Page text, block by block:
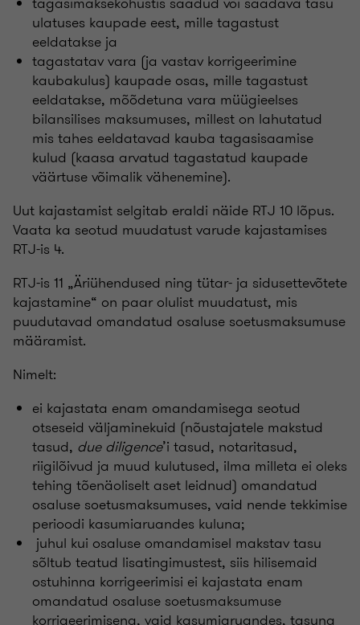
ulatuses kaupade eest, mille tagastust
eeldatakse ja
tagastatav vara (ja vastav korrigeerimine
kaubakulus) kaupade osas, mille tagastust
eeldatakse, mõõdetuna vara müügieelses
bilansilises maksumuses, millest on lahutatud
mis tahes eeldatavad kauba tagasisaamise
kulud (kaasa arvatud tagastatud kaupade
väärtuse võimalik vähenemine).
Uut kajastamist selgitab eraldi näide RTJ 10 lõpus.
Vaata ka seotud muudatust varude kajastamises
RTJ-is 4.
RTJ-is 11 „Äriühendused ning tütar- ja sidusettevõtete
kajastamine“ on paar olulist muudatust, mis
puudutavad omandatud osaluse soetusmaksumuse
määramist.
Nimelt:
ei kajastata enam omandamisega seotud
otseseid väljaminekuid (nõustajatele makstud
tasud, due diligence’i tasud, notaritasud,
riigilõivud ja muud kulutused, ilma milleta ei oleks
tehing tõenäoliselt aset leidnud) omandatud
osaluse soetusmaksumuses, vaid nende tekkimise
perioodi kasumiaruandes kuluna;
juhul kui osaluse omandamisel makstav tasu
sõltub teatud lisatingimustest, siis hilisemaid
ostuhinna korrigeerimisi ei kajastata enam
omandatud osaluse soetusmaksumuse
korrigeerimisena, vaid kasumiaruandes, tasuna